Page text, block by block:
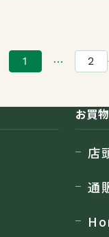
1 … 2
お買
店
通